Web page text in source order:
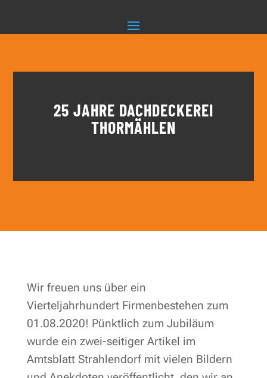
25 JAHRE DACHDECKEREI
THORMÄHLEN
Wir freuen uns über ein
Vierteljahrhundert Firmenbestehen zum
01.08.2020! Pünktlich zum Jubiläum
wurde ein zwei-seitiger Artikel im
Amtsblatt Strahlendorf mit vielen Bildern